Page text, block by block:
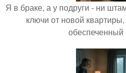
Я в браке, а у подруги - ни
ключи от новой